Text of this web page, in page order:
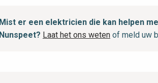
Mist er een elektricien die kan helpen
Nunspeet? Laat het ons weten of meld uw